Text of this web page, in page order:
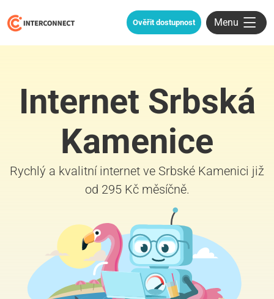
Ověřit dostupnost Menu
Internet Srbská
Kamenice
Rychlý a kvalitní internet ve Srbské Kamenici již
od 295 Kč měsíčně.